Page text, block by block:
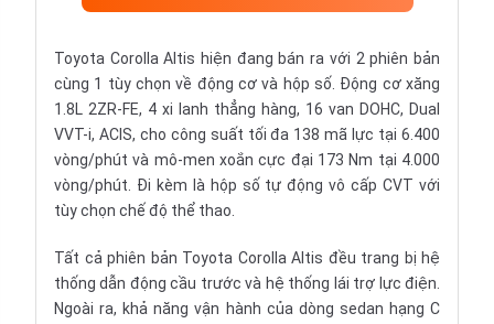
Toyota Corolla Altis hiện đang bán ra với 2 phiên bản
cùng 1 tùy chọn về động cơ và hộp số. Động cơ xăng
1.8L 2ZR-FE, 4 xi lanh thẳng hàng, 16 van DOHC, Dual
VVT-i, ACIS, cho công suất tối đa 138 mã lực tại 6.400
vòng/phút và mô-men xoắn cực đại 173 Nm tại 4.000
vòng/phút. Đi kèm là hộp số tự động vô cấp CVT với
tùy chọn chế độ thể thao.
Tất cả phiên bản Toyota Corolla Altis đều trang bị hệ
thống dẫn động cầu trước và hệ thống lái trợ lực điện.
Ngoài ra, khả năng vận hành của dòng sedan hạng C